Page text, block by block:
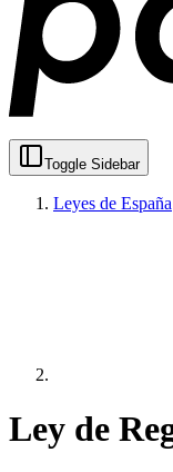
Toggle Sidebar
Leyes de España
Ley de